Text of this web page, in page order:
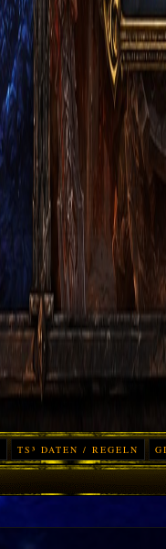
TS³ DATEN / REGELN